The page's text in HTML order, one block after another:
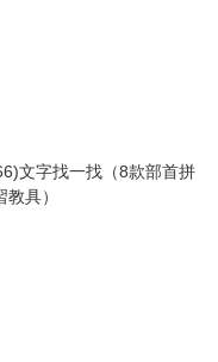
文字找一找（8款部首拼
具）